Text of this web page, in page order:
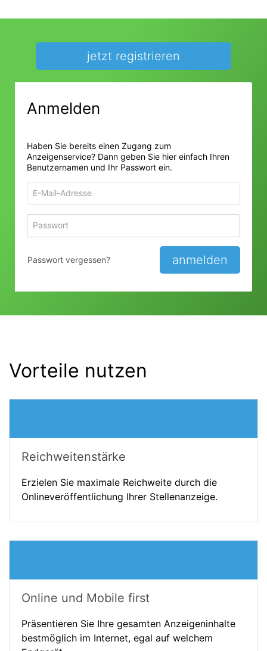
jetzt registrieren
Anmelden
Haben Sie bereits einen Zugang zum
Anzeigenservice? Dann geben Sie hier einfach Ihren
Benutzernamen und Ihr Passwort ein.
Adresse
zum
Anmelden
anmelden
Passwort vergessen?
Vorteile nutzen
Reichweitenstärke
Erzielen Sie maximale Reichweite durch die
Onlineveröffentlichung Ihrer Stellenanzeige.
Online und Mobile first
Präsentieren Sie Ihre gesamten Anzeigeninhalte
bestmöglich im Internet, egal auf welchem